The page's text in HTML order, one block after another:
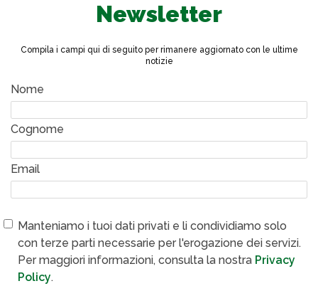
Newsletter
Compila i campi qui di seguito per rimanere aggiornato con le ultime
notizie
Nome
Cognome
Email
Manteniamo i tuoi dati privati e li condividiamo solo
con terze parti necessarie per l'erogazione dei servizi.
Per maggiori informazioni, consulta la nostra Privacy
Policy.